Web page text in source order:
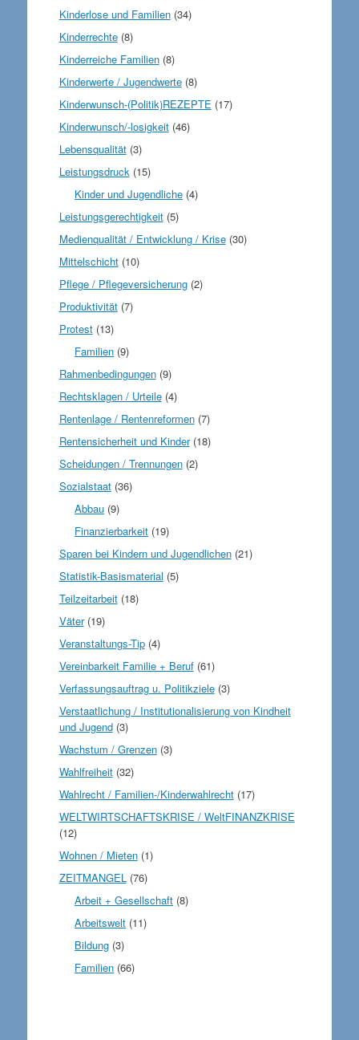
Kinderlose und Familien(34)
Kinderrechte(8)
Kinderreiche Familien(8)
Kinderwerte / Jugendwerte(8)
Kinderwunsch-(Politik)REZEPTE (17)
Kinderwunsch/-losigkeit(46)
Lebensqualität(3)
Leistungsdruck (15)
Kinder und Jugendliche (4)
Leistungsgerechtigkeit(5)
Medienqualität / Entwicklung / Krise(30)
Mittelschicht(10)
Pflege / Pflegeversicherung(2)
Produktivität(7)
Protest(13)
Familien (9)
Rahmenbedingungen(9)
Rechtsklagen / Urteile(4)
Rentenlage / Rentenreformen(7)
Rentensicherheit und Kinder(18)
Scheidungen / Trennungen(2)
Sozialstaat(36)
Abbau (9)
Finanzierbarkeit (19)
Sparen bei Kindern und Jugendlichen(21)
Statistik-Basismaterial (5)
Teilzeitarbeit(18)
Väter(19)
Veranstaltungs-Tip(4)
Vereinbarkeit Familie + Beruf(61)
Verfassungsauftrag u. Politikziele(3)
Verstaatlichung / Institutionalisierung von Kindheit
und Jugend(3)
Wachstum / Grenzen(3)
Wahlfreiheit(32)
Wahlrecht / Familien-/Kinderwahlrecht(17)
WELTWIRTSCHAFTSKRISE / WeltFINANZKRISE
(12)
Wohnen / Mieten(1)
ZEITMANGEL (76)
Arbeit + Gesellschaft (8)
Arbeitswelt (11)
Bildung (3)
Familien (66)